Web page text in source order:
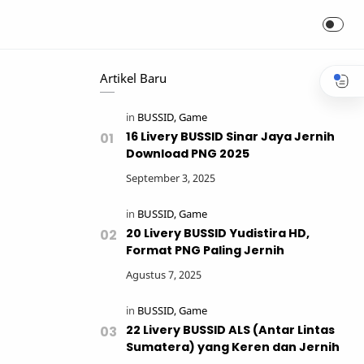
Artikel Baru
16 Livery BUSSID Sinar Jaya Jernih
Download PNG 2025
20 Livery BUSSID Yudistira HD,
Format PNG Paling Jernih
22 Livery BUSSID ALS (Antar Lintas
Sumatera) yang Keren dan Jernih